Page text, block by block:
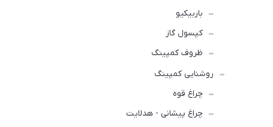
باربیکیو
کپسول گاز
ظروف کمپینگ
روشنایی کمپینگ
چراغ قوه
چراغ پیشانی - هدلایت